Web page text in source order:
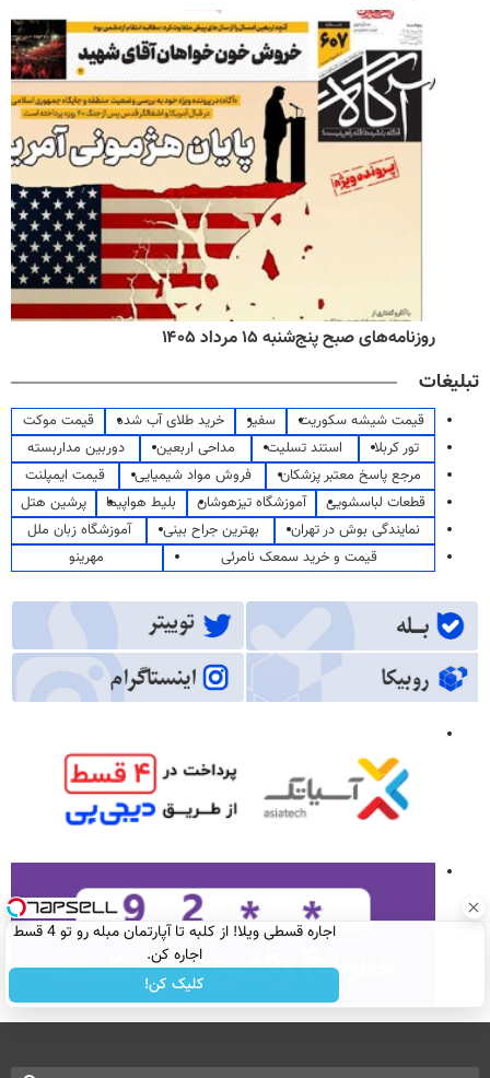
روزنامه‌های صبح پنج‌شنبه ۱۵ مرداد ۱۴۰۵
تبلیغات
قیمت شیشه سکوریت سفیر خرید طلای آب شده
قیمت موکت
تور کربلا
استند تسلیت مداحی اربعین
دوربین مداربسته
مرجع پاسخ معتبر پزشکان
فروش مواد شیمیایی
قیمت ایمپلنت
قطعات لباسشویی
آموزشگاه تیزهوشان بلیط هواپیما
پرشین هتل
نمایندگی بوش در تهران
بهترین جراح بینی
آموزشگاه زبان ملل
قیمت و خرید سمعک نامرئی
مهرینو
اجاره‌ قسطی ویلا! از کلبه تا آپارتمان مبله رو تو 4 قسط
اجاره کن.
کلیک کن!